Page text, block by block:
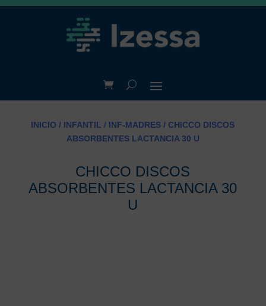
INICIO / INFANTIL / INF-MADRES / CHICCO DISCOS
ABSORBENTES LACTANCIA 30 U
CHICCO DISCOS
ABSORBENTES LACTANCIA 30
U